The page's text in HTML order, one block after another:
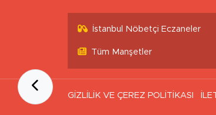
İstanbul Nöbetçi Eczaneler
Tüm Manşetler
GİZLİLİK VE ÇEREZ POLİTİKASI